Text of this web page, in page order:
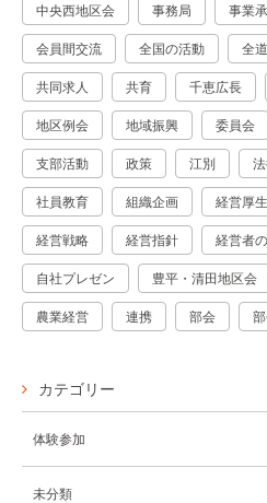
中央西地区会 事務局 事業
会員間交流 全国の活動 全
共同求人 共育 千恵広長
地区例会 地域振興 委員会
支部活動 政策 江別
社員教育 組織企画 経営厚
経営戦略 経営指針 経営者
自社プレゼン 豊平・清田地区会
農業経営 連携 部会
カテゴリー
体験参加
未分類